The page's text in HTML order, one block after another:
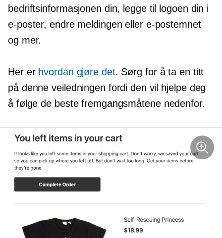
bedriftsinformasjonen din, legge til logoen din i
e-poster, endre meldingen eller e-postemnet
og mer.
Her er hvordan gjøre det. Sørg for å ta en titt
på denne veiledningen fordi den vil hjelpe deg
å følge de beste fremgangsmåtene nedenfor.